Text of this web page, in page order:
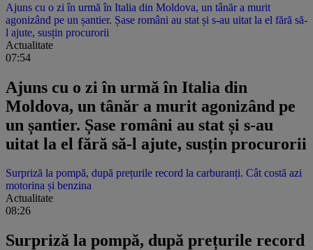
Ajuns cu o zi în urmă în Italia din Moldova, un tânăr a murit
agonizând pe un șantier. Șase români au stat și s-au uitat la el fără să-
l ajute, susțin procurorii
Actualitate
07:54
Ajuns cu o zi în urmă în Italia din
Moldova, un tânăr a murit agonizând pe
un șantier. Șase români au stat și s-au
uitat la el fără să-l ajute, susțin procurorii
Surpriză la pompă, după prețurile record la carburanți. Cât costă azi
motorina și benzina
Actualitate
08:26
Surpriză la pompă, după prețurile record